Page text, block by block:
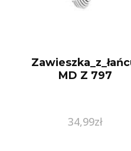
MD Z 797
34,99zł